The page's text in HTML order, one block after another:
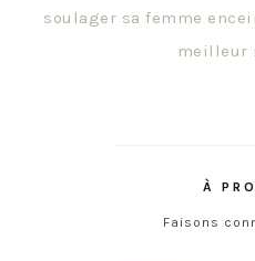
soulager sa femme
meilleur
À
Faisons